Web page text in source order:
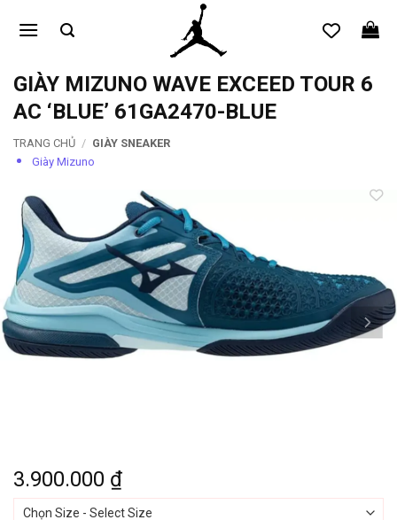
qua
dungGIÀY MIZUNO WAVE EXCEED TOUR 6
AC ‘BLUE’ 61GA2470-BLUE
TRANG CHỦ / GIÀY SNEAKER
Giày Mizuno
3.900.000 ₫